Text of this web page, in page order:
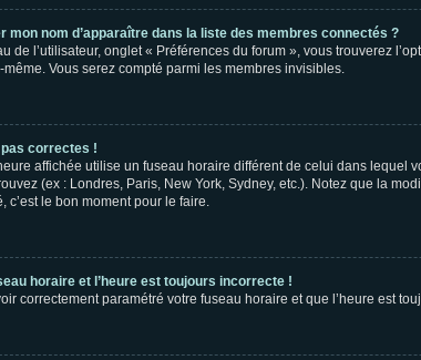
mon nom d’apparaître dans la liste des membres connectés ?
de l’utilisateur, onglet « Préférences du forum », vous trouverez
Vous serez compté parmi les membres invisibles.
correctes !
affichée utilise un fuseau horaire différent de celui dans lequel
(ex : Londres, Paris, New York, Sydney, etc.). Notez que la
c’est le bon moment pour le faire.
horaire et l’heure est toujours incorrecte !
correctement paramétré votre fuseau horaire et que l’heure est